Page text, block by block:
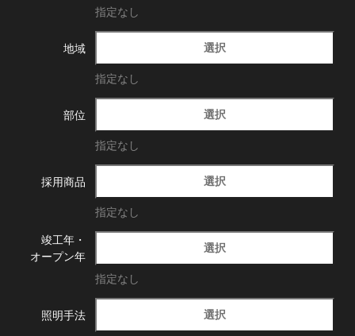
指定なし
地域 選択
指定なし
部位 選択
指定なし
採用商品 選択
指定なし
竣工年・
オープン年
選択
指定なし
照明手法 選択